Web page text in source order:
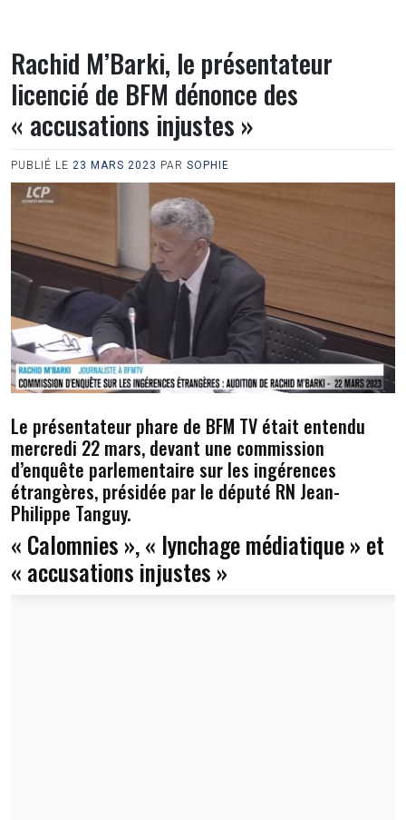
Rachid M’Barki, le présentateur
licencié de BFM dénonce des
« accusations injustes »
PUBLIÉ LE 23 MARS 2023 PAR SOPHIE
Le présentateur phare de BFM TV était entendu
mercredi 22 mars, devant une commission
d’enquête parlementaire sur les ingérences
étrangères, présidée par le député RN Jean-
Philippe Tanguy.
« Calomnies », « lynchage médiatique » et
« accusations injustes »